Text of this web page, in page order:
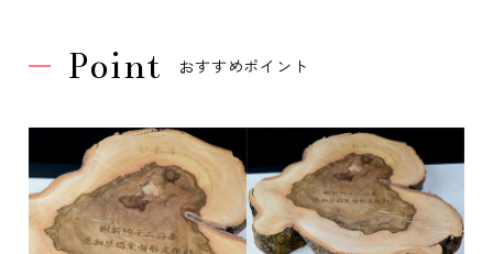
Point おすすめポイント